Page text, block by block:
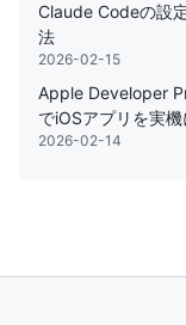
Claude Codeの設
法
2026-02-15
Apple Developer
でiOSアプリを実
2026-02-14